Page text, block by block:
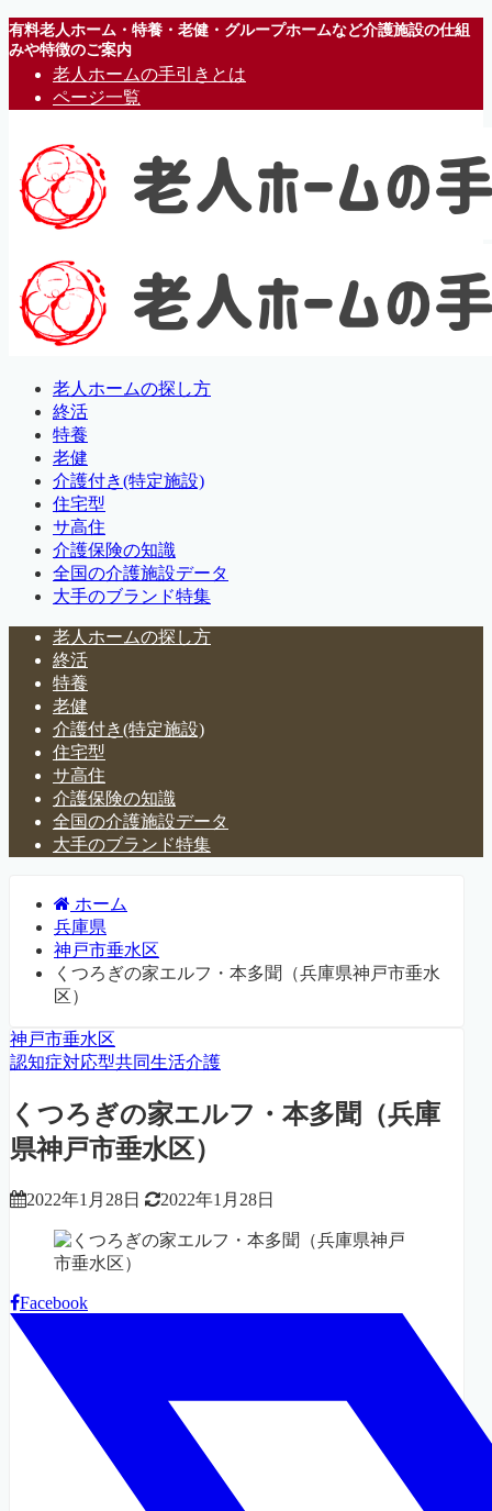
有料老人ホーム・特養・老健・グループホームなど介護施設の仕組
みや特徴のご案内
老人ホームの手引きとは
ページ一覧
老人ホームの探し方
終活
特養
老健
介護付き(特定施設)
住宅型
サ高住
介護保険の知識
全国の介護施設データ
大手のブランド特集
老人ホームの探し方
終活
特養
老健
介護付き(特定施設)
住宅型
サ高住
介護保険の知識
全国の介護施設データ
大手のブランド特集
ホーム
兵庫県
神戸市垂水区
くつろぎの家エルフ・本多聞（兵庫県神戸市垂水
区）
神戸市垂水区
認知症対応型共同生活介護
くつろぎの家エルフ・本多聞（兵庫
県神戸市垂水区）
2022年1月28日 2022年1月28日
Facebook